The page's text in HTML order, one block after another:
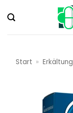
Inhalt
springen
Start » Erkältung